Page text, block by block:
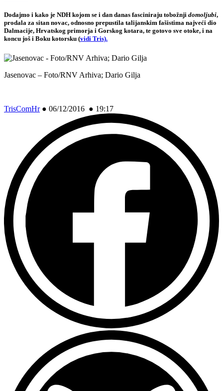
Dodajmo i kako je NDH kojom se i dan danas fasciniraju tobožnji domoljubi,
prodala za sitan novac, odnosno prepustila talijanskim fašistima najveći dio
Dalmacije, Hrvatskog primorja i Gorskog kotara, te gotovo sve otoke, i na
koncu još i Boku kotorsku (vidi Tris).
Jasenovac – Foto/RNV Arhiva; Dario Gilja
TrisComHr● 06/12/2016 ● 19:17